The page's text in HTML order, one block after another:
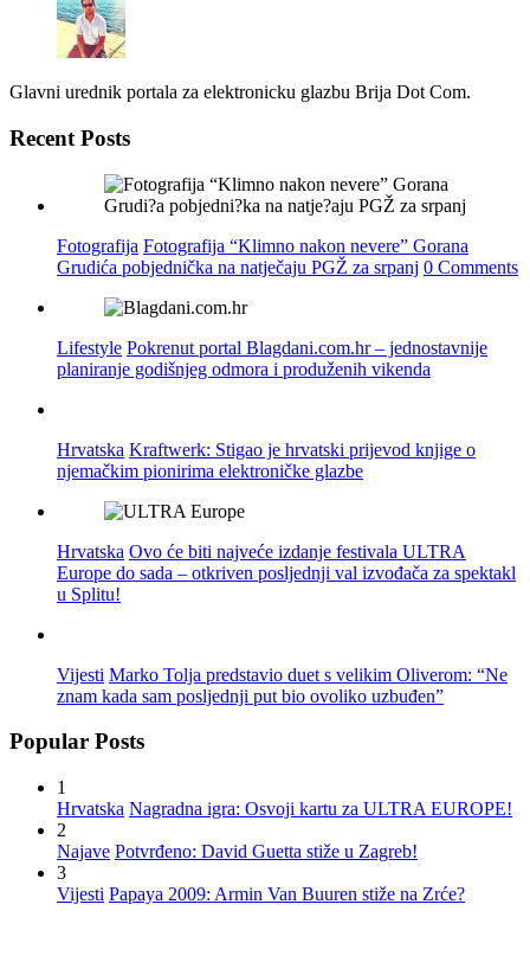
Glavni urednik portala za elektronicku glazbu Brija Dot Com.
Recent Posts
Fotografija Fotografija “Klimno nakon nevere” Gorana
Grudića pobjednička na natječaju PGŽ za srpanj 0 Comments
Lifestyle Pokrenut portal Blagdani.com.hr – jednostavnije
planiranje godišnjeg odmora i produženih vikenda
Hrvatska Kraftwerk: Stigao je hrvatski prijevod knjige o
njemačkim pionirima elektroničke glazbe
Hrvatska Ovo će biti najveće izdanje festivala ULTRA
Europe do sada – otkriven posljednji val izvođača za spektakl
u Splitu!
Vijesti Marko Tolja predstavio duet s velikim Oliverom: “Ne
znam kada sam posljednji put bio ovoliko uzbuđen”
Popular Posts
1
Hrvatska Nagradna igra: Osvoji kartu za ULTRA EUROPE!
2
Najave Potvrđeno: David Guetta stiže u Zagreb!
3
Vijesti Papaya 2009: Armin Van Buuren stiže na Zrće?